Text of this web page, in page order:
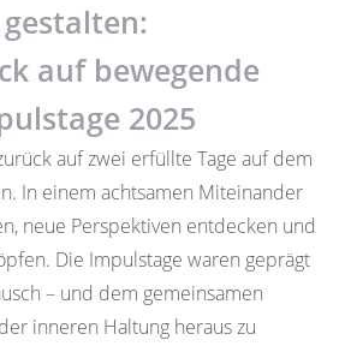
gestalten:
auf bewegende
2025
auf zwei erfüllte Tage auf dem
In einem achtsamen Miteinander
neue Perspektiven entdecken und
Die Impulstage waren geprägt
– und dem gemeinsamen
inneren Haltung heraus zu